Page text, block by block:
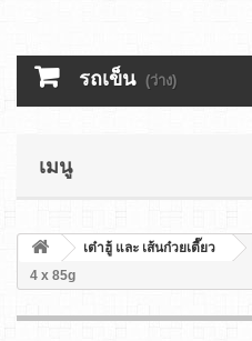
รถเข็น (ว่าง)
เมนู
เต๋าฮู้ และ เส้นก๋วยเตี๊ยว
4 x 85g